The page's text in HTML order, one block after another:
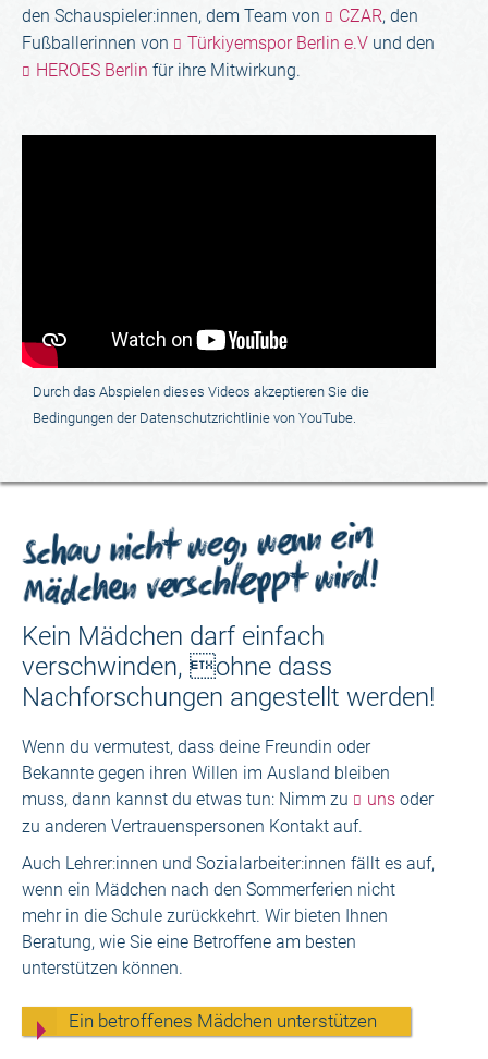
Durch das Abspielen dieses Videos akzeptieren Sie die
Bedingungen der Datenschutzrichtlinie von YouTube.
den Schauspieler:innen, dem Team von
CZAR, den
Fußballerinnen von
Türkiyemspor Berlin e.V und den
HEROES Berlin für ihre Mitwirkung.
Schau nicht weg, wenn ein
Mädchen verschleppt wird!
Kein Mädchen darf einfach
verschwinden, ohne dass
Nachforschungen angestellt werden!
Wenn du vermutest, dass deine Freundin oder
Bekannte gegen ihren Willen im Ausland bleiben
muss, dann kannst du etwas tun: Nimm zu
uns oder
zu anderen Vertrauenspersonen Kontakt auf.
Auch Lehrer:innen und Sozialarbeiter:innen fällt es auf,
wenn ein Mädchen nach den Sommerferien nicht
mehr in die Schule zurückkehrt. Wir bieten Ihnen
Beratung, wie Sie eine Betroffene am besten
unterstützen können.
Ein betroffenes Mädchen unterstützen